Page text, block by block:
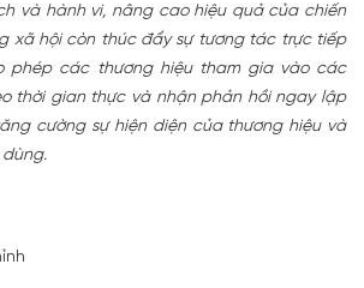
và hành vi, nâng cao hiệu quả của chiến
xã hội còn thúc đẩy sự tương tác trực tiếp
phép các thương hiệu tham gia vào các
thời gian thực và nhận phản hồi ngay lập
cường sự hiện diện của thương hiệu và
dùng.